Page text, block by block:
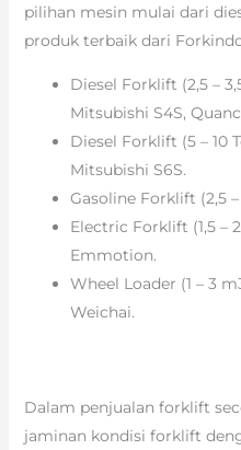
pilihan mesin mulai dari
produk terbaik dari
Diesel Forklift (2,5 –
Mitsubishi S4S,
Diesel Forklift (5 – 10
Mitsubishi S6S.
Gasoline Forklift (2,5
Electric Forklift (1,5 –
Emmotion.
Wheel Loader (1 – 3
Weichai.
Dalam penjualan forklift
jaminan kondisi forklift